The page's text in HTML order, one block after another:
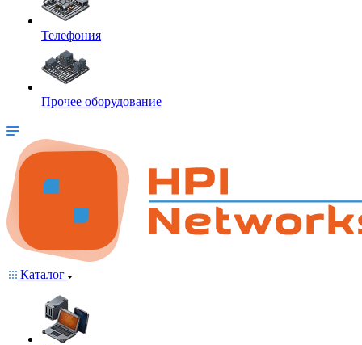
Телефония
Прочее оборудование
Каталог